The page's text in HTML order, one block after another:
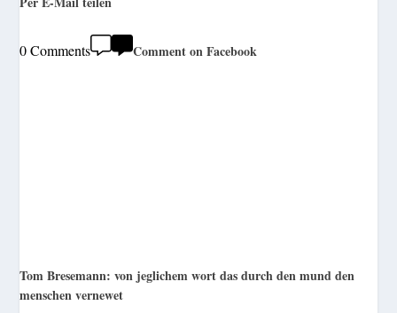
0 Comments Comment on Facebook
Tom Bresemann: von jeglichem wort das durch den mund den
menschen vernewet